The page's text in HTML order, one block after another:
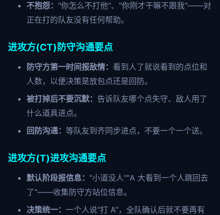
不抱怨： "你怎么不打他"、"你刚才干嘛不跟我"——对
正在打的队友没有任何帮助。
进攻方(CT)防守沟通要点
防守方第一时间报敌情： 看到人了就说看到的点位和
人数，以便决策是放包点还是回防。
被打掉后不要沉默： 告诉队友哪个点失守、敌人用了
什么道具进点。
回防沟通： 等队友到齐同步进点，不要一个一个送。
进攻方(T)进攻沟通要点
默认阶段报信息： "小道没人""A 大看到一个人跳回去
了"——收集防守方站位信息。
决策统一： 一个人说"打 A"，全队确认后就不要再有